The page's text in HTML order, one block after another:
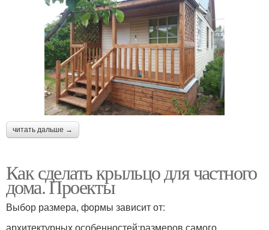
читать дальше →
Как сделать крыльцо для частного
дома. Проекты
Выбор размера, формы зависит от: